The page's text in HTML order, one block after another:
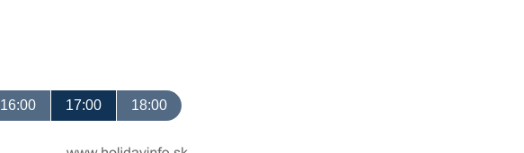
16:00 17:00 18:00